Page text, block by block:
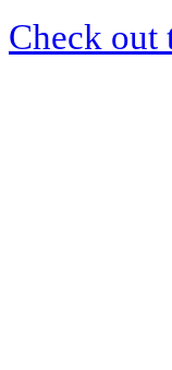
Check out